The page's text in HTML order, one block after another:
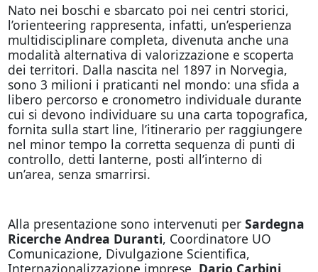
Nato nei boschi e sbarcato poi nei centri storici,
l’orienteering rappresenta, infatti, un’esperienza
multidisciplinare completa, divenuta anche una
modalità alternativa di valorizzazione e scoperta
dei territori. Dalla nascita nel 1897 in Norvegia,
sono 3 milioni i praticanti nel mondo: una sfida a
libero percorso e cronometro individuale durante
cui si devono individuare su una carta topografica,
fornita sulla start line, l’itinerario per raggiungere
nel minor tempo la corretta sequenza di punti di
controllo, detti lanterne, posti all’interno di
un’area, senza smarrirsi.
Alla presentazione sono intervenuti per Sardegna
Ricerche Andrea Duranti, Coordinatore UO
Comunicazione, Divulgazione Scientifica,
Internazionalizzazione imprese, Dario Carbini,